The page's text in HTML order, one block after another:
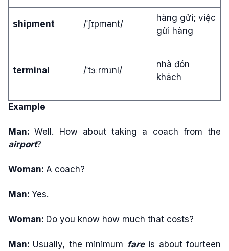
shipment /ˈʃɪpmənt/
hàng gửi; việc
gửi hàng
terminal /ˈtɜːrmɪnl/
nhà đón
khách
Example
Man:Well. How about taking a coach from the
airport?
Woman: A coach?
Man: Yes.
Woman: Do you know how much that costs?
Man: Usually, the minimum fareis about fourteen